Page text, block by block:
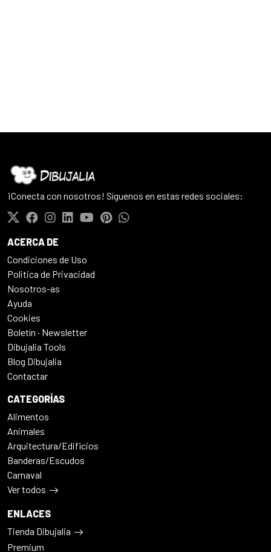
¡Conecta con nosotros! Síguenos en estas redes sociales:
ACERCA DE
Condiciones de Uso
Politica de Privacidad
Nosotros-as
Ayuda
Cookies
Boletín · Newsletter
Dibujalia Tools
Blog Dibujalia
Contactar
CATEGORÍAS
Alimentos
Animales
Arquitectura/Edificios
Banderas/Escudos
Carnaval
Ver todos
ENLACES
Tienda Dibujalia
Premium